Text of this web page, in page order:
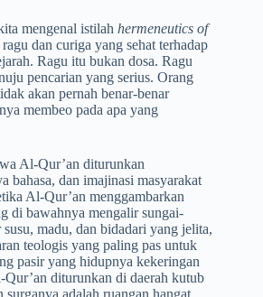
mengenal istilah hermeneutics of
dan curiga yang sehat terhadap
Ragu itu bukan dosa. Ragu
pencarian yang serius. Orang
akan pernah benar-benar
membeo pada apa yang
Al-Qur’an diturunkan
bahasa, dan imajinasi masyarakat
Al-Qur’an menggambarkan
di bawahnya mengalir sungai-
madu, dan bidadari yang jelita,
teologis yang paling pas untuk
pasir yang hidupnya kekeringan
diturunkan di daerah kutub
adalah ruangan hangat